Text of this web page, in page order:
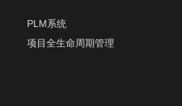
PLM系统
项目全生命周期管理